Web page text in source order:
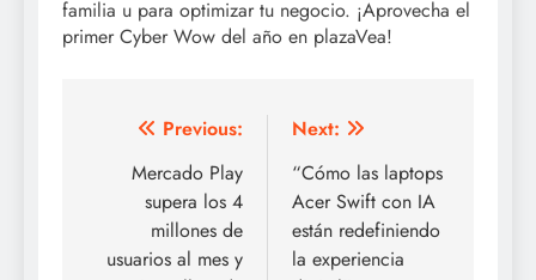
familia u para optimizar tu negocio. ¡Aprovecha el
primer Cyber Wow del año en plazaVea!
Post
navigation
Previous:
Mercado Play
supera los 4
millones de
usuarios al mes y
Next:
“Cómo las laptops
Acer Swift con IA
están redefiniendo
la experiencia